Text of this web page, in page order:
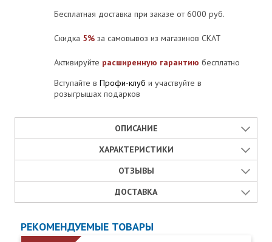
Бесплатная доставка при заказе от 6000 руб.
Скидка 5% за самовывоз из магазинов СКАТ
Активируйте расширенную гарантию бесплатно
Вступайте в Профи-клуб и участвуйте в
розыгрышах подарков
ОПИСАНИЕ
ББП РАПАН — экономные, качественные и испытанные годами
блоки питания, рассчитанные на круглосуточную работу.
Современные узлы импульсной схемотехники с высокой
высокую надёжность и безопасность в любых режимах
Преимущества блока бесперебойного
ХАРАКТЕРИСТИКИ
Открыть
Страна производства:
ОТЗЫВЫ
Оставить отзыв
ДОСТАВКА
Источник питания ББП РАПАН-30П с доставкой в Москве:
РЕКОМЕНДУЕМЫЕ ТОВАРЫ
Оценка товара: